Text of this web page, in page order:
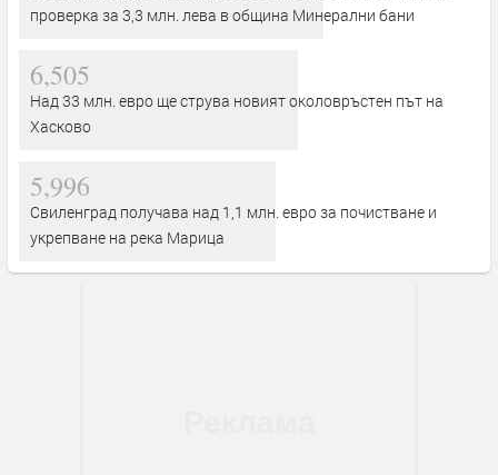
проверка за 3,3 млн. лева в община Минерални бани
6,505
Над 33 млн. евро ще струва новият околовръстен път на
Хасково
5,996
Свиленград получава над 1,1 млн. евро за почистване и
укрепване на река Марица